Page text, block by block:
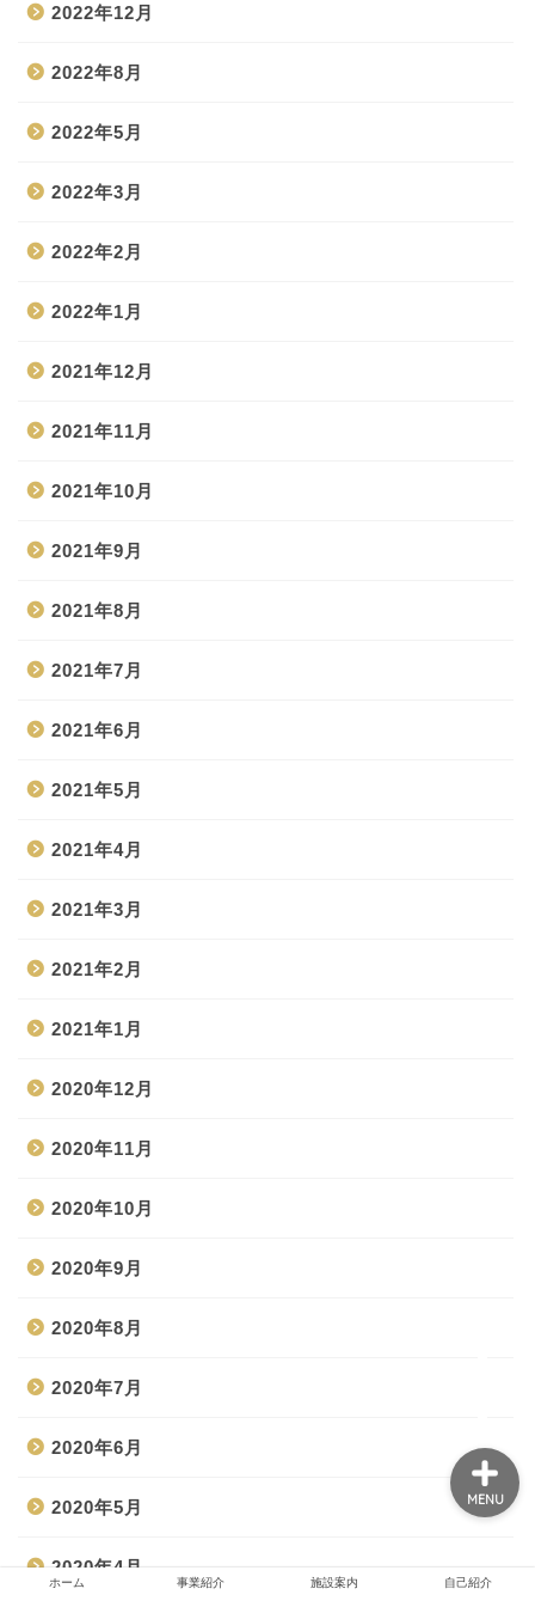
2022年12月
2022年8月
2022年5月
2022年3月
2022年2月
2022年1月
2021年12月
2021年11月
2021年10月
2021年9月
2021年8月
2021年7月
2021年6月
2021年5月
2021年4月
2021年3月
2021年2月
2021年1月
2020年12月
2020年11月
2020年10月
2020年9月
2020年8月
2020年7月
2020年6月
2020年5月
2020年4月
ホーム 事業紹介 施設案内 自己紹介
MENU